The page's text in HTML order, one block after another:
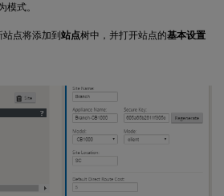
模式。
站点将添加到站点树中，并打开站点的基本设置